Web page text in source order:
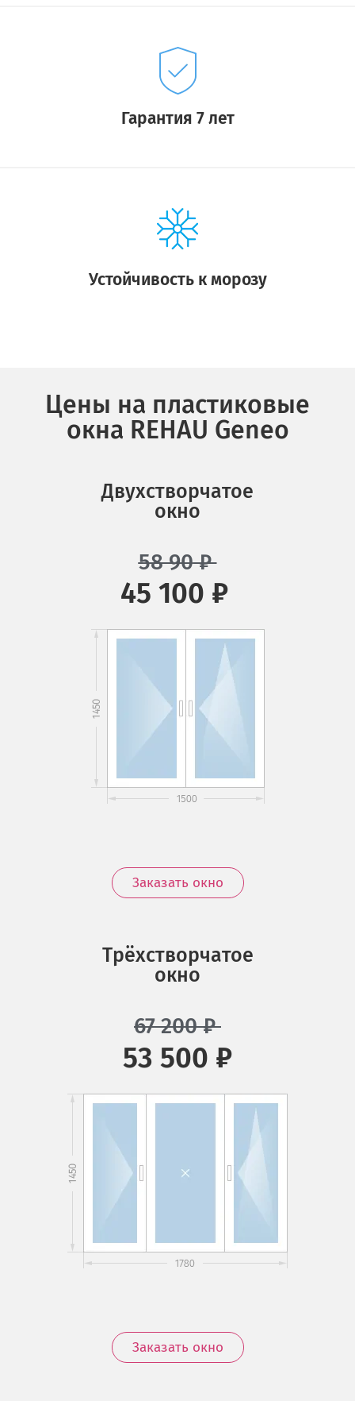
Гарантия 7 лет
Устойчивость к морозу
Цены на пластиковые
окна REHAU Geneo
Двухстворчатое
окно
58 90₽
45 100 ₽
Заказать окно
Трёхстворчатое
окно
67 200₽
53 500 ₽
Заказать окно